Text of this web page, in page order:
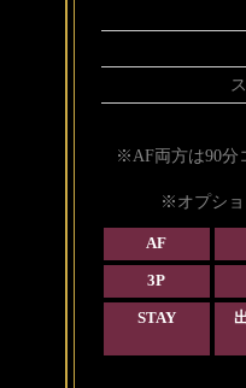
※AF両方は90分
※オプシ
AF
3P
STAY